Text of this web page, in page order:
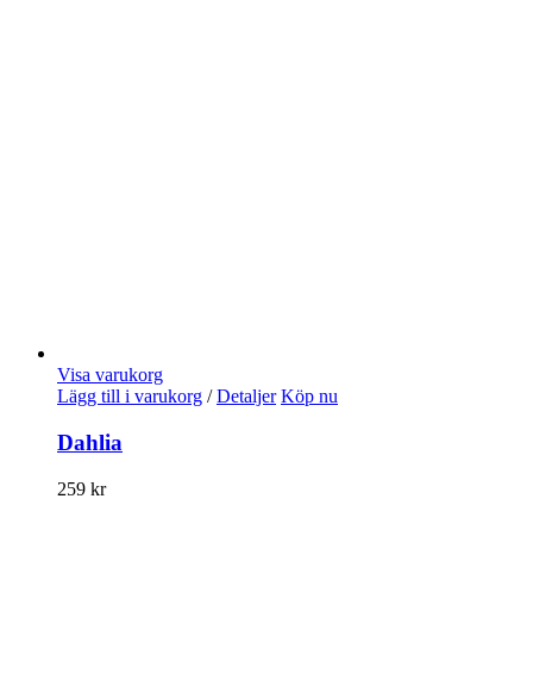
Visa varukorg
Lägg till i varukorg / Detaljer Köp nu
Dahlia
259 kr